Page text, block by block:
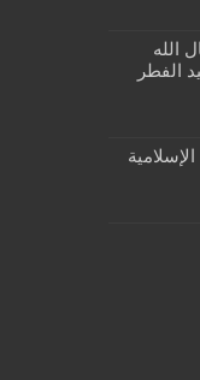
الله
الفطر